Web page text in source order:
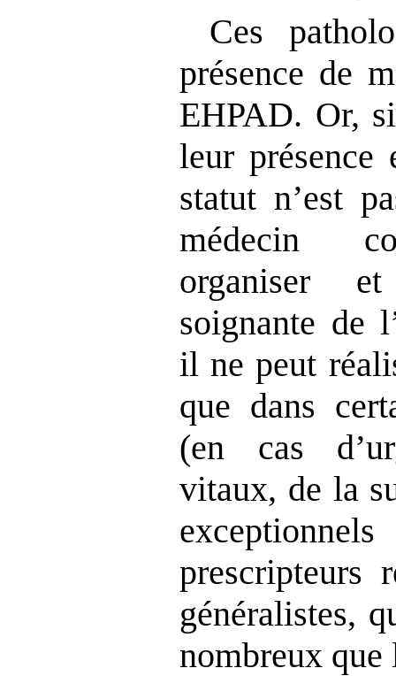
Ces
présence de
EHPAD. Or,
leur présence
statut n’est
médecin
organiser
soignante de
il ne peut
que dans
(en cas
vitaux, de la
prescripteurs
généralistes,
nombreux que